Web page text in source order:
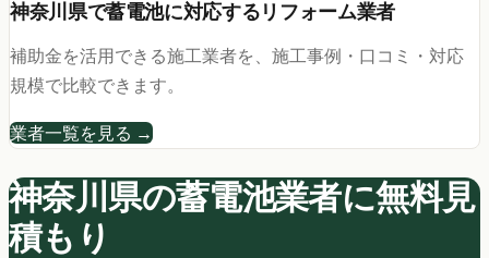
神奈川県で蓄電池に対応するリフォーム業者
補助金を活用できる施工業者を、施工事例・口コミ・対応
規模で比較できます。
業者一覧を見る →
神奈川県の蓄電池業者に無料見
積もり